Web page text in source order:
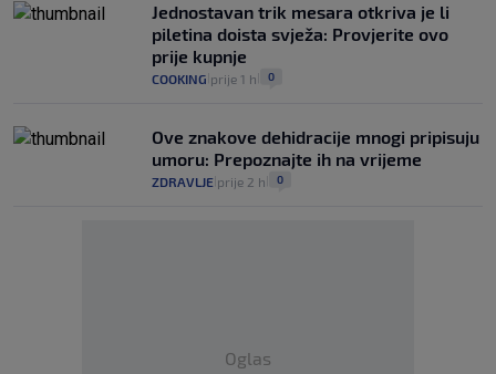
Jednostavan trik mesara otkriva je li
piletina doista svježa: Provjerite ovo
prije kupnje
COOKING prije 1 h 0
Ove znakove dehidracije mnogi pripisuju
umoru: Prepoznajte ih na vrijeme
ZDRAVLJE prije 2 h 0
Oglas